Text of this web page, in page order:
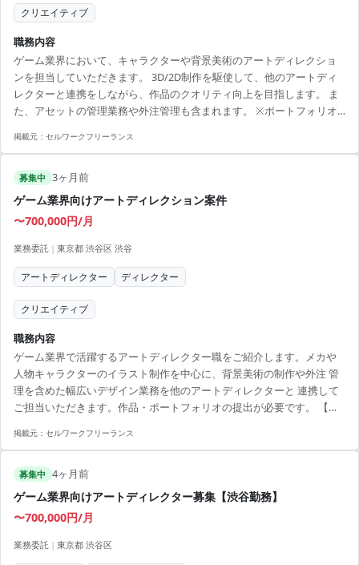
クリエイティブ
職務内容
ゲーム業界において、キャラクターや背景美術のアートディレクショ
ンを担当していただきます。 3D/2D制作を駆使して、他のアートディ
レクターと連携をしながら、作品のクオリティ向上を目指します。 ま
た、アセットの管理業務や外注管理も含まれます。 ※ポートフォリオ
トディレクション ・背景美術の制作・アートディレクション ・アセッ
レクター経験を活かせる ・リモート勤務で柔軟な働き方が可能 ・魅力
的なクリエイティブ環境でのデザイン力向上 ・多様なスキルと経験を
掲載元： セルワークフリーランス
募集中 3ヶ月前
ゲーム業界向けアートディレクション案件
〜700,000円/月
業務委託 | 東京都 渋谷区 渋谷
アートディレクター ディレクター
クリエイティブ
職務内容
ゲーム業界で活躍するアートディレクター職をご紹介します。メカや
人物キャラクターのイラスト制作を中心に、背景美術の制作や外注 管
理を含めた幅広いデザイン業務を他のアートディレクターと 連携して
ご担当いただきます。作品・ポートフォリオの提出が必要です。 【ア
・クリエイティブな環境でスキルを磨くチャンス ・週2回のリモート
積める ・渋谷での勤務でアクセスが便利
掲載元： セルワークフリーランス
募集中 4ヶ月前
ゲーム業界向けアートディレクター募集【渋谷勤務】
〜700,000円/月
業務委託 | 東京都 渋谷区